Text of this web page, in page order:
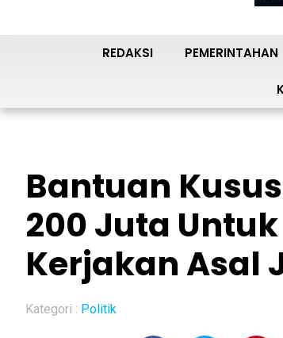
REDAKSI PEMERINTAHAN
Bantuan
200 Juta
Kerjakan Asal
Kategori : Politik